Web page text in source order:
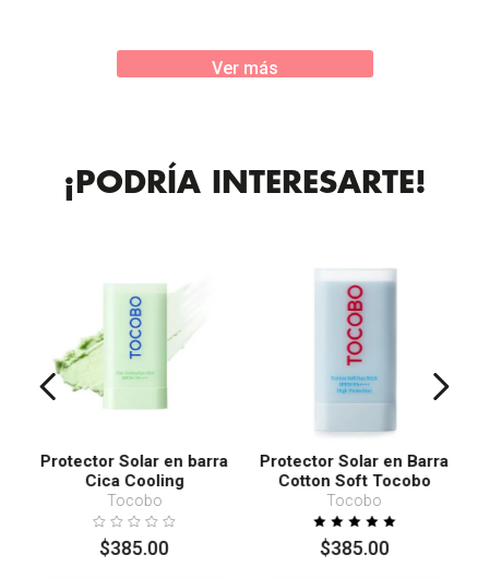
Ver más
¡PODRÍA INTERESARTE!
Protector Solar en barra
Cica Cooling
Tocobo
$385.00
Protector Solar en Barra
Cotton Soft Tocobo
SPF50+ PA++++
Tocobo
$385.00